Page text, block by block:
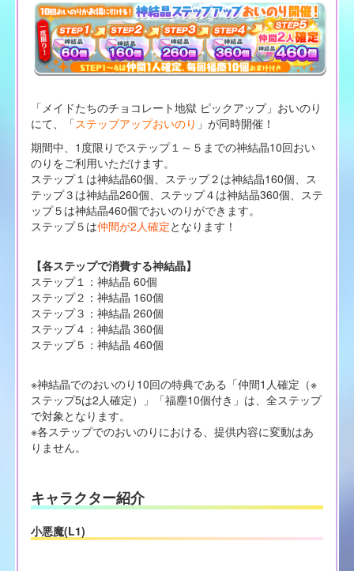
「メイドたちのチョコレート地獄 ピックアップ」おいのり
にて、「ステップアップおいのり 」が同時開催！
期間中、1度限りでステップ１～５までの神結晶10回おい
のりをご利用いただけます。
ステップ１は神結晶60個、ステップ２は神結晶160個、ス
テップ３は神結晶260個、ステップ４は神結晶360個、ステ
ップ５は神結晶460個でおいのりができます。
ステップ５は仲間が2人確定となります！
【各ステップで消費する神結晶】
ステップ１：神結晶 60個
ステップ２：神結晶 160個
ステップ３：神結晶 260個
ステップ４：神結晶 360個
ステップ５：神結晶 460個
※神結晶でのおいのり10回の特典である「仲間1人確定（※
ステップ5は2人確定）」「福塵10個付き」は、全ステップ
で対象となります。
※各ステップでのおいのりにおける、提供内容に変動はあ
りません。
キャラクター紹介
小悪魔(L1)